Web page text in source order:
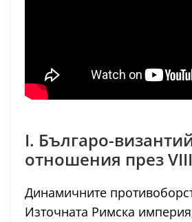
I. Българо-
отношения през
Динамичните
Източната Римска